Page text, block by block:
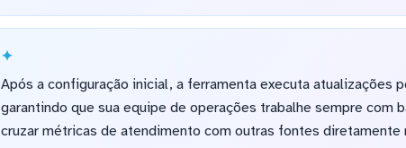
Após a configuração inicial, a ferramenta executa atualizações
garantindo que sua equipe de operações trabalhe sempre com
cruzar métricas de atendimento com outras fontes diretamente